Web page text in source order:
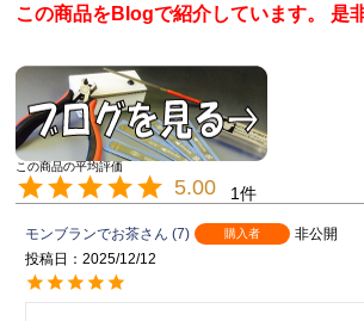
この商品をBlogで紹介しています。 是
5.00 1
モンブランでお茶 7 購入者
非公開
投稿日
2025/12/12